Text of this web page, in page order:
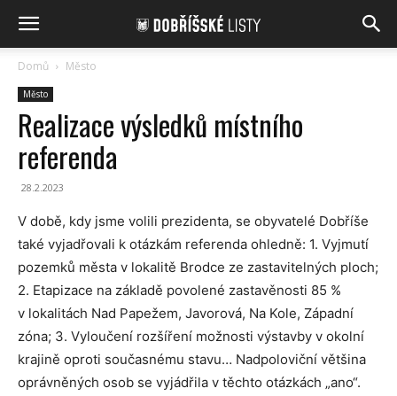
Domů Město
Město
Realizace výsledků místního
referenda
28.2.2023
V době, kdy jsme volili prezidenta, se obyvatelé Dobříše
také vyjadřovali k otázkám referenda ohledně: 1. Vyjmutí
pozemků města v lokalitě Brodce ze zastavitelných ploch;
2. Etapizace na základě povolené zastavěnosti 85 %
v lokalitách Nad Papežem, Javorová, Na Kole, Západní
zóna; 3. Vyloučení rozšíření možnosti výstavby v okolní
krajině oproti současnému stavu… Nadpoloviční většina
oprávněných osob se vyjádřila v těchto otázkách „ano“.